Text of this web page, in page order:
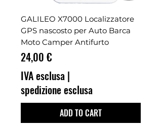
GALILEO X7000 Localizzatore
GPS nascosto per Auto Barca
Moto Camper Antifurto
Prezzo
24,00 €
IVA esclusa |
spedizione esclusa
ADD TO CART